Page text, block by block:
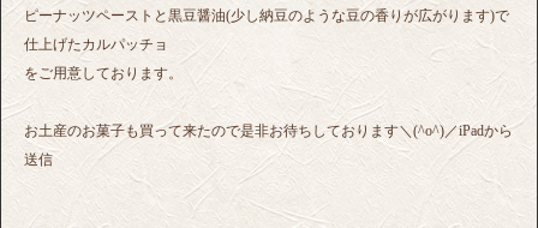
ピーナッツペーストと黒豆醤油(少し納豆のような豆の香りが広がります)で
仕上げたカルパッチョ
をご用意しております。
お土産のお菓子も買って来たので是非お待ちしております＼(^o^)／iPadから
送信